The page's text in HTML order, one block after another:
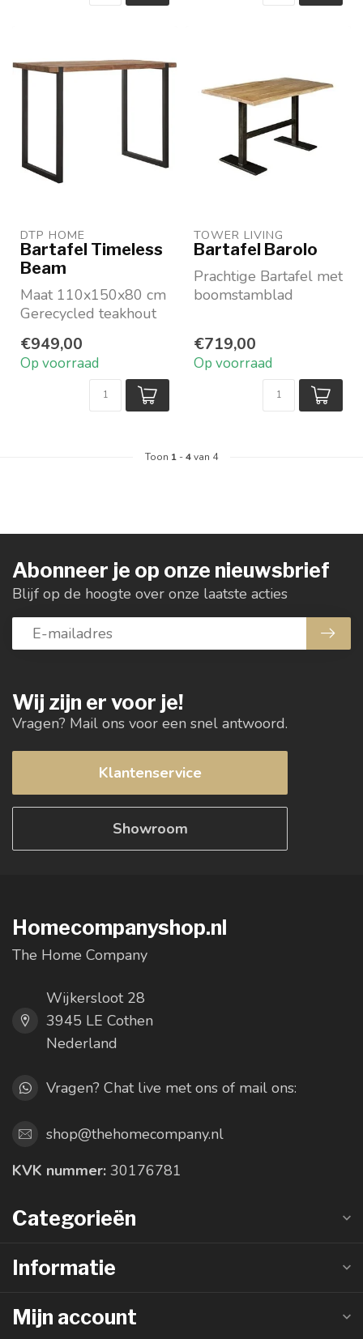
DTP HOME
Bartafel Timeless
Beam
Maat 110x150x80 cm
Gerecycled teakhout
Merk: DTP Home, co...
€949,00
Op voorraad
TOWER LIVING
Bartafel Barolo
Prachtige Bartafel met
boomstamblad
af...
€719,00
Op voorraad
Toon 1 -4van 4
Wij zijn er voor je!
Vragen? Mail ons voor een snel antwoord.
Klantenservice
Showroom
Abonneer je op onze nieuwsbrief
Blijf op de hoogte over onze laatste acties
Homecompanyshop.nl
The Home Company
Wijkersloot 28
3945 LE Cothen
Nederland
Vragen? Chat live met ons of mail ons:
shop@thehomecompany.nl
KVK nummer: 30176781
Categorieën
Informatie
Mijn account